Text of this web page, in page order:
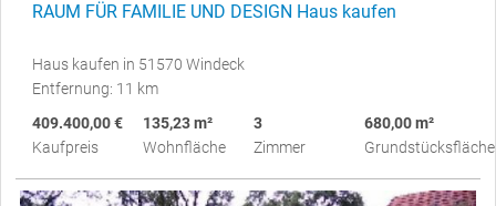
RAUM FÜR FAMILIE UND DESIGN Haus kaufen
Haus kaufen in 51570 Windeck
Entfernung: 11 km
409.400,00 €
Kaufpreis
135,23 m²
Wohnfläche
3
Zimmer
680,00 m²
Grundstücksfläche